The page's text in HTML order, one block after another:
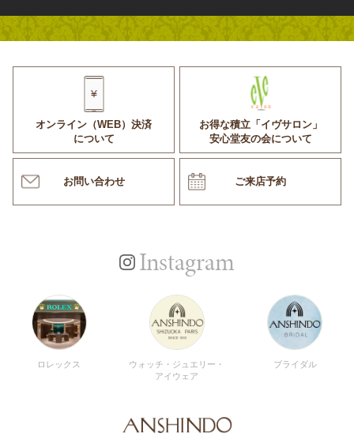
オンライン（WEB）決済
について
お得な積立「イヴサロン」
安心堂友の会について
お問い合わせ ご来店予約
Instagram
ロレックス
ウォッチ・ジュエリー・
アイウェア
ブライダル